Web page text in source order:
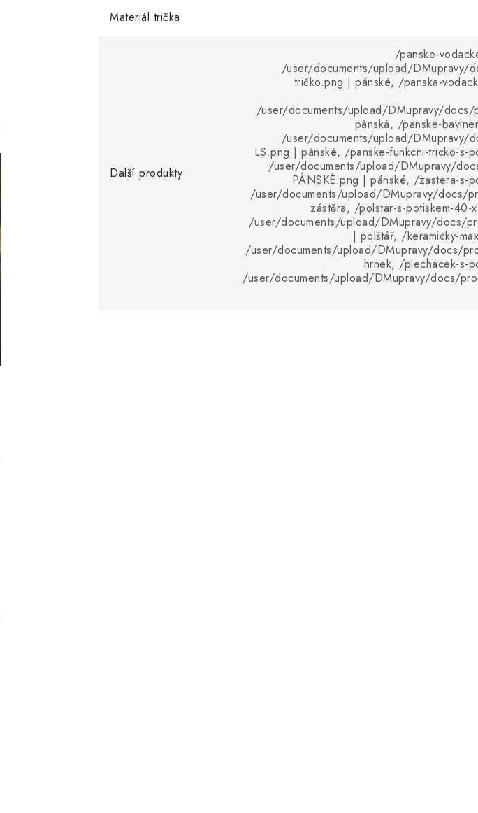
Materiál trička
Další produkty
/panske-
/user/documents/upload/DMupravy/
tričko.png | pánské, /panska-
/user/documents/upload/DMupravy/docs/
pánská, /panske-
/user/documents/upload/DMupravy/
LS.png | pánské, /panske-funkcni-tricko-s-
/user/documents/upload/DMupravy/
PÁNSKÉ.png | pánské, /zastera-s-
/user/documents/upload/DMupravy/docs/
zástěra, /polstar-s-potiskem-
/user/documents/upload/DMupravy/docs/
| polštář, /keramicky-
/user/documents/upload/DMupravy/docs/
hrnek, /plechacek-s-
/user/documents/upload/DMupravy/docs/